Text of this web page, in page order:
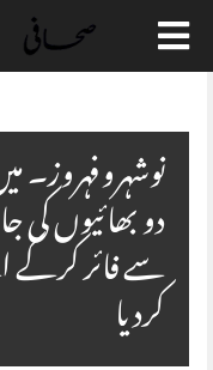
Skip
دو بھائیوں
سے فائر
کردیا